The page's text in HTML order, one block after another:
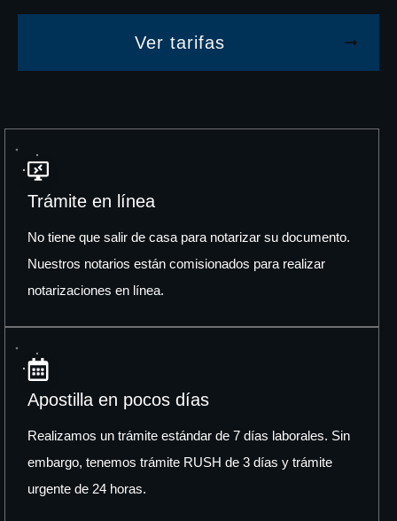
Ver tarifas
Trámite en línea
No tiene que salir de casa para notarizar su documento.
Nuestros notarios están comisionados para realizar
notarizaciones en línea.
Apostilla en pocos días
Realizamos un trámite estándar de 7 días laborales. Sin
embargo, tenemos trámite RUSH de 3 días y trámite
urgente de 24 horas.